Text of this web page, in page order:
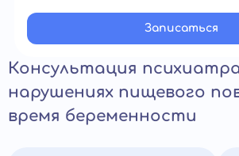
Записатьcя
Консультация
нарушениях пищевого
время беременности